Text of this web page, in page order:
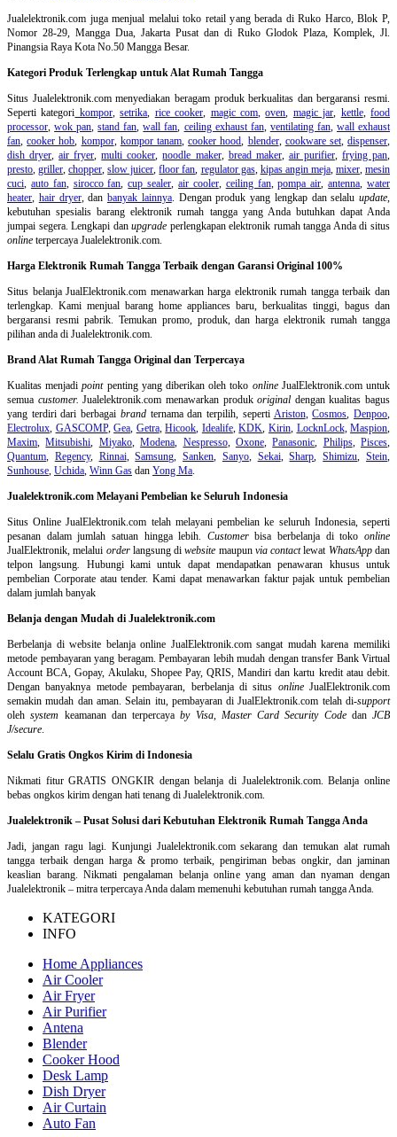
Jualelektronik.com juga menjual melalui toko retail yang berada di Ruko Harco, Blok P,
Nomor 28-29, Mangga Dua, Jakarta Pusat dan di Ruko Glodok Plaza, Komplek, Jl.
Pinangsia Raya Kota No.50 Mangga Besar.
Kategori Produk Terlengkap untuk Alat Rumah Tangga
Situs Jualelektronik.com menyediakan beragam produk berkualitas dan bergaransi resmi.
Seperti kategori kompor,setrika rice cooker magic com,oven magic jar kettle,food
processor ,wok pan ,stand fan ,wall fan ceiling exhaust fan, ventilating fan, wall exhaust
fan ,cooker hob kompor, kompor tanam,cooker hood blender, cookware set,dispenser
dish dryer ,air fryer ,multi cooker ,noodle maker, bread maker, air purifier, frying pan
presto ,griller ,chopper ,slow juicer ,floor fan regulator gas, kipas angin meja, mixer,mesin
cuci auto fan, sirocco fan ,cup sealer ,air cooler, ceiling fan,pompa air ,antenna ,water
heater hair dryer, dan banyak lainnya. Dengan produk yang lengkap dan selalu update
kebutuhan spesialis barang elektronik rumah tangga yang Anda butuhkan dapat Anda
jumpai segera. Lengkapi danupgrade perlengkapan elektronik rumah tangga Anda di situs
online terpercaya Jualelektronik.com.
Harga Elektronik Rumah Tangga Terbaik dengan Garansi Original 100%
Situs belanjaJualElektronik.com menawarkan harga elektronik rumah tangga terbaik dan
terlengkap. Kami menjual barang home appliances baru, berkualitas tinggi, bagus dan
bergaransi resmi pabrik. Temukan promo, produk, dan harga elektronik rumah tangga
pilihan anda di Jualelektronik.com.
Brand Alat Rumah Tangga Original dan Terpercaya
Kualitas menjadipointpenting yang diberikan oleh toko onlineJualElektronik.com untuk
semua customer. Jualelektronik.com menawarkan produkoriginal dengan kualitas bagus
yang terdiri dari berbagai brandternama dan terpilih, seperti Ariston,Cosmos ,Denpoo
Electrolux GASCOMP,Gea Getra,Hicook Idealife,KDK Kirin, LocknLock,Maspion
Maxim ,Mitsubishi Miyako,Modena Nespresso, Oxone,Panasonic Philips, Pisces
Quantum
Regency, Rinnai,Samsung ,Sanken Sanyo, Sekai,Sharp ,Shimizu ,Stein
Sunhouse Uchida Winn Gas dan Yong Ma
Jualelektronik.com Melayani Pembelian ke Seluruh Indonesia
Situs Online JualElektronik.com telah melayani pembelian ke seluruh Indonesia, seperti
pesanan dalam jumlah satuan hingga lebih. Customerbisa berbelanja di tokoonline
JualElektronik, melalui orderlangsung diwebsite maupun via contactlewat WhatsAppdan
telpon langsung
Hubungi kami untuk dapat mendapatkan penawaran khusus untuk
pembelian Corporate atau tender. Kami dapat menawarkan faktur pajak untuk pembelian
dalam jumlah banyak
Belanja dengan Mudah di Jualelektronik.com
Berbelanja diwebsite belanja online JualElektronik.com sangat mudah karena memiliki
metode pembayaran yang beragam. Pembayaran lebih mudah dengan transfer Bank Virtual
Account BCA, Gopay, Akulaku, Shopee Pay, QRIS, Mandiri dan kartu kredit atau debit.
Dengan banyaknya metode pembayaran, berbelanja di situs onlineJualElektronik.com
semakin mudah dan aman. Selain itu, pembayaran di JualElektronik.com telah di-support
olehsystem keamanan dan terpercayaby Visa, Master Card Security Codedan JCB
J/secure
Selalu Gratis Ongkos Kirim di Indonesia
Nikmati fitur GRATIS ONGKIR dengan belanja di Jualelektronik.com. Belanja online
bebas ongkos kirim dengan hati tenang di Jualelektronik.com.
Jualelektronik – Pusat Solusi dari Kebutuhan Elektronik Rumah Tangga Anda
Jadi, jangan ragu lagi. Kunjungi Jualelektronik.com sekarang dan temukan alat rumah
tangga terbaik dengan harga & promo terbaik, pengiriman bebas ongkir, dan jaminan
keaslian barang. Nikmati pengalaman belanja online yang aman dan nyaman dengan
Jualelektronik – mitra terpercaya Anda dalam memenuhi kebutuhan rumah tangga Anda.
KATEGORI
INFO
Home Appliances
Air Cooler
Air Fryer
Air Purifier
Antena
Blender
Cooker Hood
Desk Lamp
Dish Dryer
Air Curtain
Auto Fan